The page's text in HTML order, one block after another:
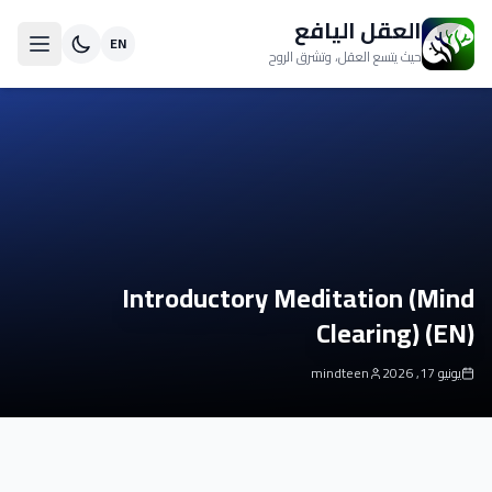
العقل اليافع
حيث يتسع العقل، وتشرق الروح EN
Introductory Meditation (Mind
Clearing) (EN)
يونيو 17, 2026 mindteen